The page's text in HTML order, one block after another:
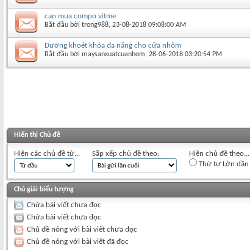
can mua compo vitme
Bắt đầu bởi trong988‎, 23-08-2018 09:08:00 AM
Dưỡng khoét khóa đa năng cho cửa nhôm
Bắt đầu bởi maysanxuatcuanhom‎, 28-06-2018 03:20:54 PM
Hiển thị Chủ đề
Hiện các chủ đề từ... Sắp xếp chủ đề theo:
Hiện chủ đề theo...
Thứ tự Lớn dần
Chú giải biểu tượng
Chứa bài viết chưa đọc
Chứa bài viết chưa đọc
Chủ đề nóng với bài viết chưa đọc
Chủ đề nóng với bài viết đã đọc